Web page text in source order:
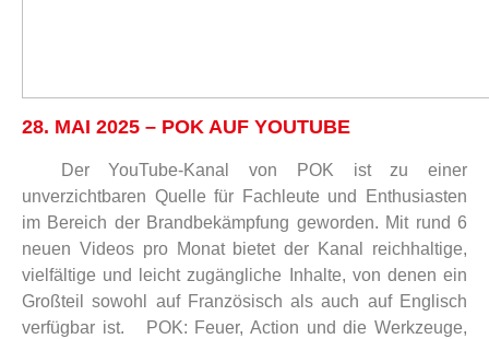
28. MAI 2025 – POK AUF YOUTUBE
Der YouTube-Kanal von POK ist zu einer
unverzichtbaren Quelle für Fachleute und Enthusiasten
im Bereich der Brandbekämpfung geworden. Mit rund 6
neuen Videos pro Monat bietet der Kanal reichhaltige,
vielfältige und leicht zugängliche Inhalte, von denen ein
Großteil sowohl auf Französisch als auch auf Englisch
verfügbar ist. POK: Feuer, Action und die Werkzeuge,